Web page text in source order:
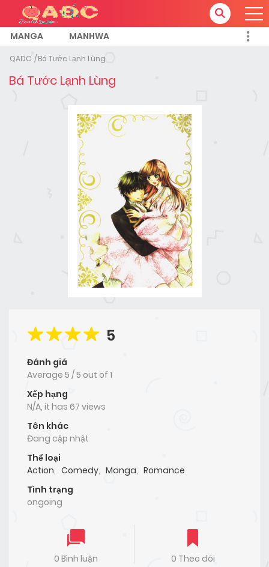
MANGA MANHWA
QADC Bá Tước Lạnh Lùng
Bá Tước Lạnh Lùng
5
Đánh giá
Average 5 /5 out of 1
Xếp hạng
N/A, it has 67 views
Tên khác
Đang cập nhật
Thể loại
Action, Comedy, Manga, Romance
Tình trạng
ongoing
0 Bình luận 0 Theo dõi